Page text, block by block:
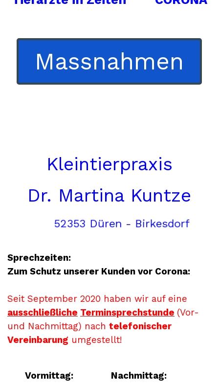
Massnahmen
Kleintierpraxis
Dr. Martina Kuntze
52353 Düren - Birkesdor
Sprechzeiten:
Zum Schutz unserer Kunden vor Corona:
Seit September 2020 haben wir auf eine
ausschließliche Terminsprechstunde (Vor-
und Nachmittag) nach telefonischer
Vereinbarung umgestellt!
Vormittag: Nachmittag: